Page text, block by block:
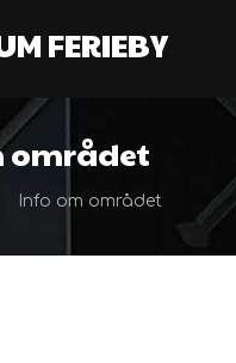
FERIEBY
området
Info om området